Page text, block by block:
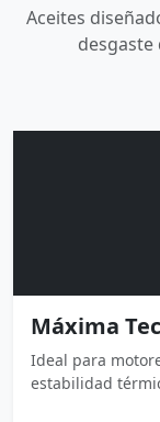
Aceites
desgaste
Máxima
Ideal para
estabilidad